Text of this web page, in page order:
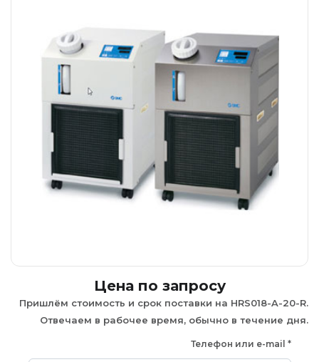
Цена по запросу
Пришлём стоимость и срок поставки на HRS018-A-20-R.
Отвечаем в рабочее время, обычно в течение дня.
Телефон или e-mail *